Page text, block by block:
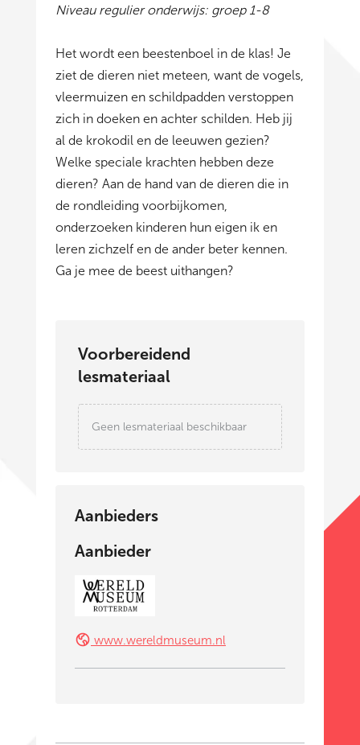
Niveau regulier onderwijs: groep 1-8
Het wordt een beestenboel in de klas! Je
ziet de dieren niet meteen, want de vogels,
vleermuizen en schildpadden verstoppen
zich in doeken en achter schilden. Heb jij
al de krokodil en de leeuwen gezien?
Welke speciale krachten hebben deze
dieren? Aan de hand van de dieren die in
de rondleiding voorbijkomen,
onderzoeken kinderen hun eigen ik en
leren zichzelf en de ander beter kennen.
Ga je mee de beest uithangen?
Voorbereidend
lesmateriaal
Geen lesmateriaal beschikbaar
Aanbieders
Aanbieder
www.wereldmuseum.nl